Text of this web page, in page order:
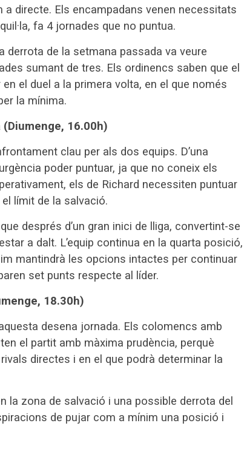
directe. Els encampadans venen necessitats
fa 4 jornades que no puntua.
derrota de la setmana passada va veure
sumant de tres. Els ordinencs saben que el
el duel a la primera volta, en el que només
la mínima.
(Diumenge, 16.00h)
clau per als dos equips. D’una
poder puntuar, ja que no coneix els
els de Richard necessiten puntuar
límit de la salvació.
després d’un gran inici de lliga, convertint-se
a dalt. L’equip continua en la quarta posició,
mantindrà les opcions intactes per continuar
set punts respecte al líder.
18.30h)
desena jornada. Els colomencs amb
el partit amb màxima prudència, perquè
directes i en el que podrà determinar la
la zona de salvació i una possible derrota del
de pujar com a mínim una posició i